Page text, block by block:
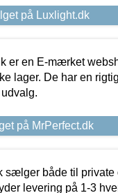
på Luxlight.dk
er en E-mærket
lager. De har en
på MrPerfect.dk
sælger både til
levering på 1-3